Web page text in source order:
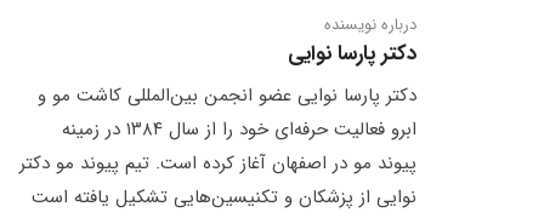
درباره نویسنده
دکتر پارسا نوایی
دکتر پارسا نوایی عضو انجمن بین‌المللی کاشت مو و
ابرو فعالیت حرفه‌ای خود را از سال ۱۳۸۴ در زمینه
پیوند مو در اصفهان آغاز کرده است. تیم پیوند مو دکتر
نوایی از پزشکان و تکنیسین‌هایی تشکیل یافته است